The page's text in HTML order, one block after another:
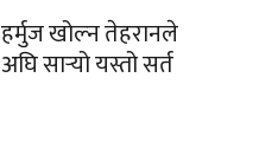
हर्मुज खोल्न तेहरानले
अघि सार्‍यो यस्तो सर्त